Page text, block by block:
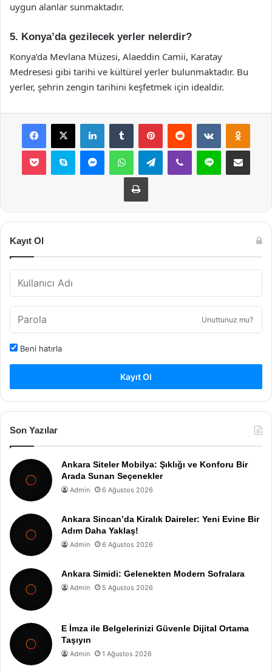
uygun alanlar sunmaktadır.
5. Konya’da gezilecek yerler nelerdir?
Konya’da Mevlana Müzesi, Alaeddin Camii, Karatay
Medresesi gibi tarihi ve kültürel yerler bulunmaktadır. Bu
yerler, şehrin zengin tarihini keşfetmek için idealdir.
Facebook
X LinkedInTumblr PinterestReddit VKontakte
Pocket Skype MessengerWhatsAppTelegramViber Line E-Posta ile
Yazdır
Kayıt Ol
Unuttunuz mu?
Beni hatırla
Kayıt Ol
Son Yazılar
Ankara Siteler Mobilya: Şıklığı ve Konforu Bir
Arada Sunan Seçenekler
Admin 6 Ağustos 2026
Ankara Sincan’da Kiralık Daireler: Yeni Evine Bir
Adım Daha Yaklaş!
Admin 6 Ağustos 2026
Ankara Simidi: Gelenekten Modern Sofralara
Admin 5 Ağustos 2026
E İmza ile Belgelerinizi Güvenle Dijital Ortama
Taşıyın
Admin 1 Ağustos 2026